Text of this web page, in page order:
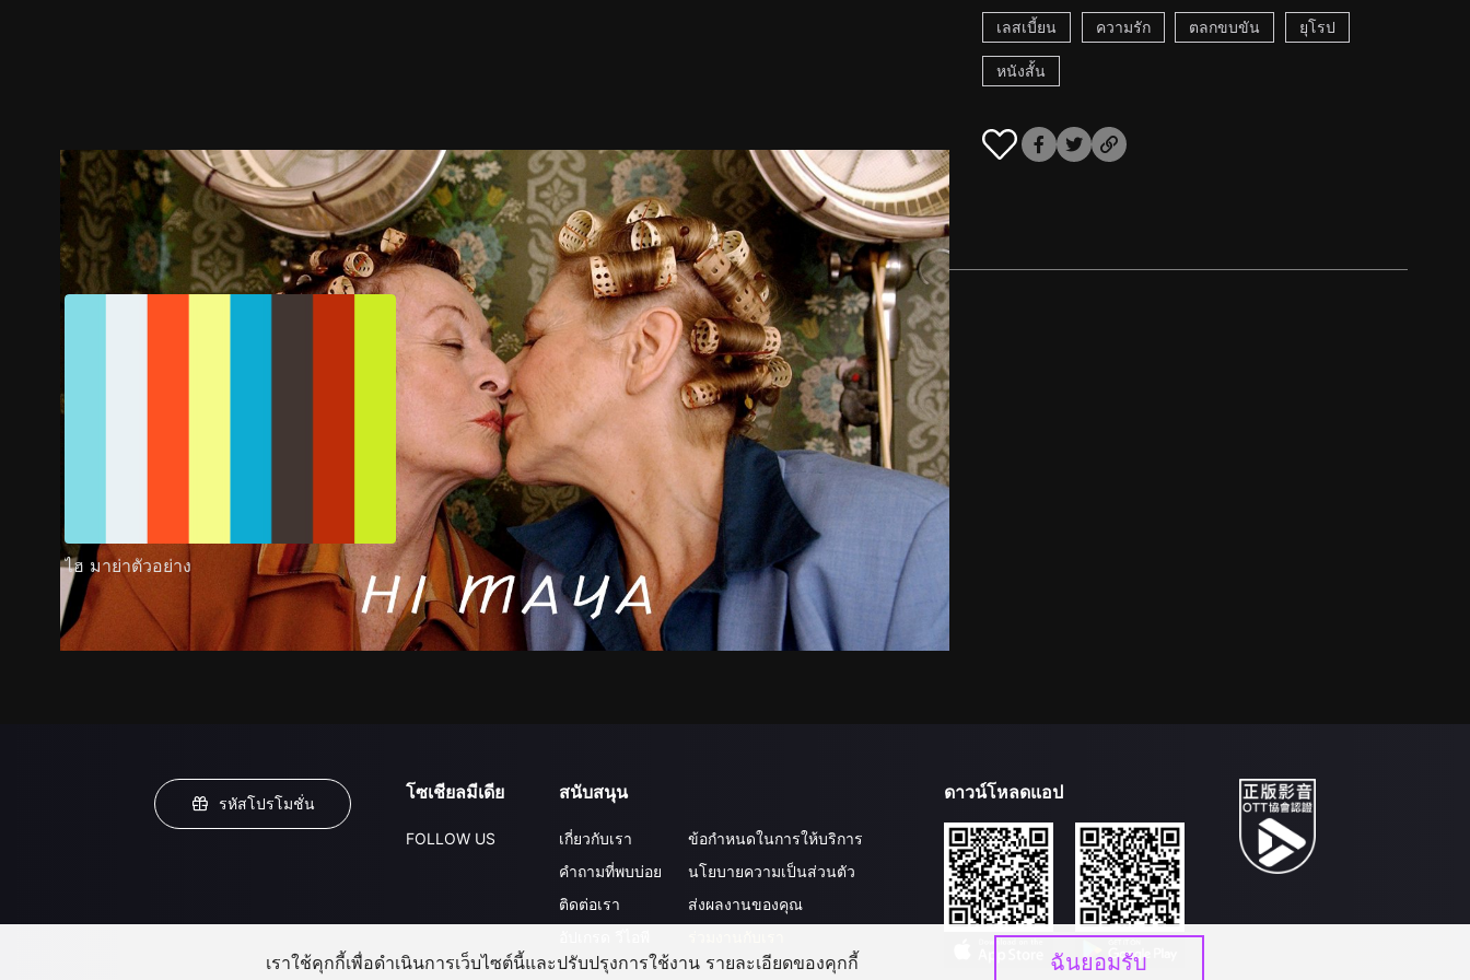
เลสเบี้ยน
ความรัก ตลกขบขัน ยุโรป
หนังสั้น
ตัวอย่าง ภาพนิ่ง เนื้อหาที่แนะนำ รายละเอียด
ไฮ มาย่าตัวอย่าง
รหัสโปรโมชั่น
โซเชียลมีเดีย
FOLLOW US
สนับสนุน
เกี่ยวกับเรา
คำถามที่พบบ่อย
ติดต่อเรา
ข้อกำหนดในการให้บริการ
นโยบายความเป็นส่วนตัว
ส่งผลงานของคุณ
ดาวน์โหลดแอป
เราใช้คุกกี้เพื่อดำเนินการเว็บไซต์นี้และปรับปรุงการใช้งาน รายละเอียดของคุกกี้ ฉันยอมรับ